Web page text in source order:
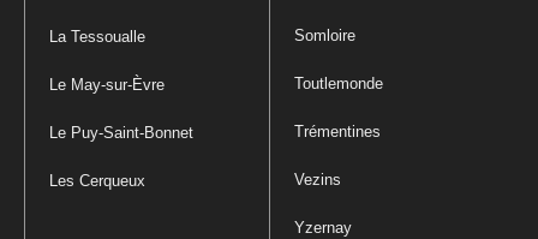
La Tessoualle
Le May-sur-Èvre
Le Puy-Saint-Bonnet
Les Cerqueux
Somloire
Toutlemonde
Trémentines
Vezins
Yzernay